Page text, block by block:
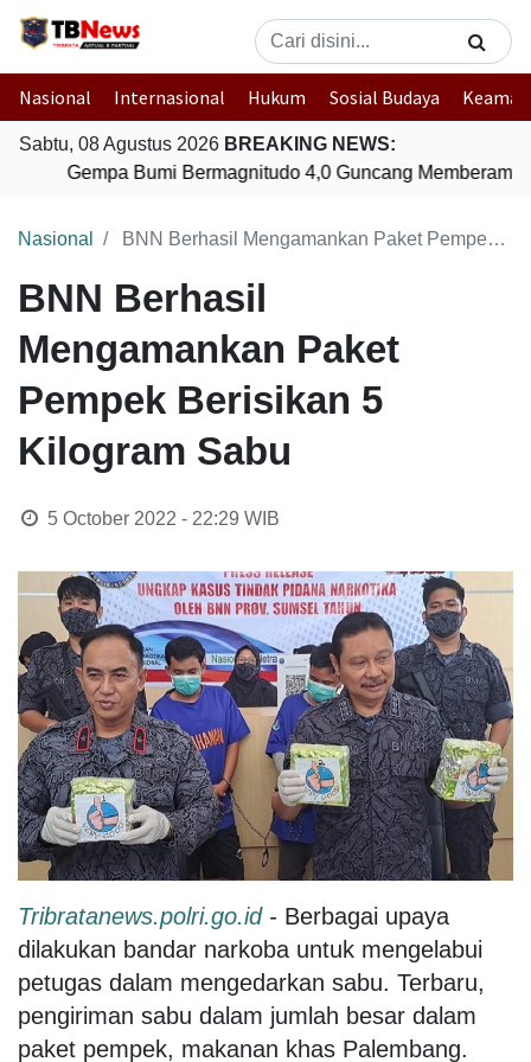
Nasional Internasional Hukum Sosial Budaya
Sabtu, 08 Agustus 2026 BREAKING NEWS:
Gempa Bumi Bermagnitudo 4,0 Guncang Memberamo
Nasional BNN Berhasil Mengamankan Paket Pempek Berisikan 5 Kilogram Sabu
BNN Berhasil
Mengamankan Paket
Pempek Berisikan 5
Kilogram Sabu
5 October 2022 - 22:29 WIB
Tribratanews.polri.go.id- Berbagai upaya
dilakukan bandar narkoba untuk mengelabui
petugas dalam mengedarkan sabu. Terbaru,
pengiriman sabu dalam jumlah besar dalam
paket pempek, makanan khas Palembang.